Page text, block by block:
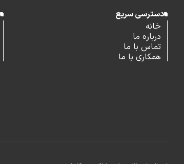
دسترسی سریع
خانه
درباره ما
تماس با ما
همکاری با ما